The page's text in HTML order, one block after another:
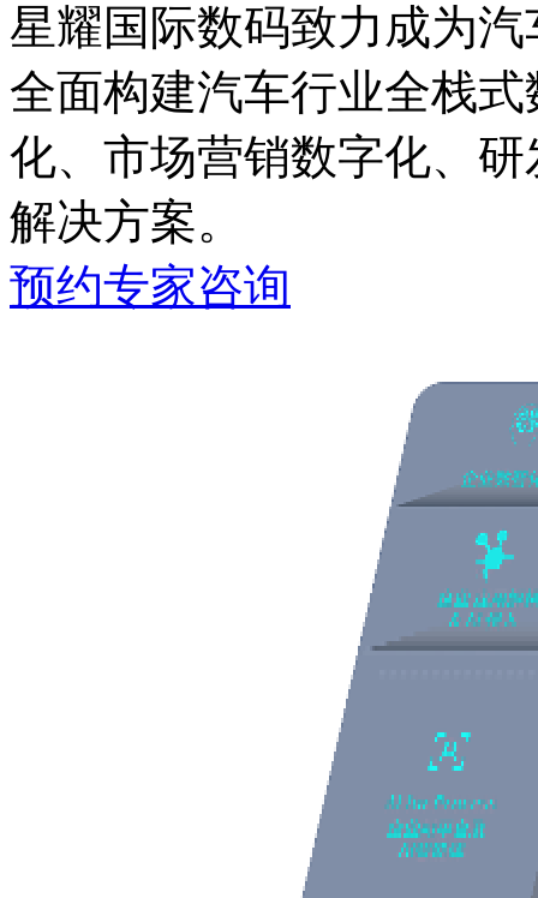
星耀国际数码致力成为汽
全面构建汽车行业全栈式
化、市场营销数字化
解决方案。
预约专家咨询